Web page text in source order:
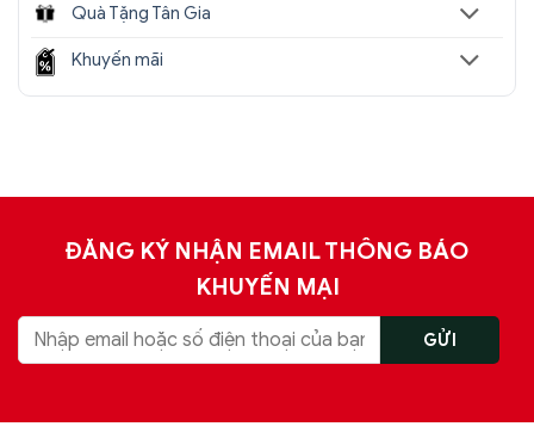
Quà Tặng Tân Gia
Khuyến mãi
ĐĂNG KÝ NHẬN EMAIL THÔNG BÁO
KHUYẾN MẠI